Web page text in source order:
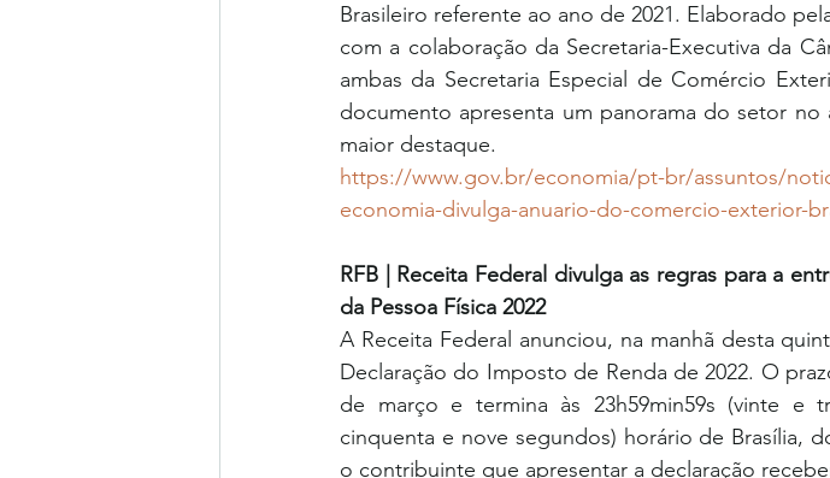
Brasileiro referente ao ano de 2021. Elaborado
com a colaboração da Secretaria-Executiva da
ambas da Secretaria Especial de Comércio
documento apresenta um panorama do setor
maior destaque.
https://www.gov.br/economia/pt-br/assuntos/
economia-divulga-anuario-do-comercio-exterior-
RFB | Receita Federal divulga as regras para a
da Pessoa Física 2022
A Receita Federal anunciou, na manhã desta
Declaração do Imposto de Renda de 2022. O
de março e termina às 23h59min59s (vinte e
cinquenta e nove segundos) horário de Brasília,
o contribuinte que apresentar a declaração